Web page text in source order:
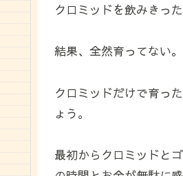
クロミッドを飲みきっ
結果、全然育ってない
クロミッドだけで育っ
ょう。
最初からクロミッドと